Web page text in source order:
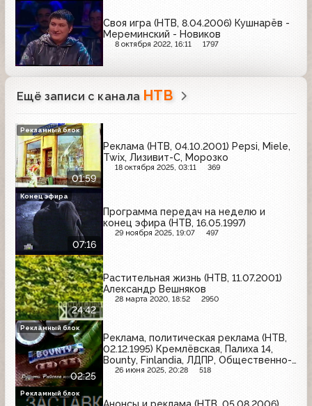
Своя игра (НТВ, 8.04.2006) Кушнарёв -
Мереминский - Новиков
8 октября 2022, 16:11 1797
Ещё записи с канала НТВ
01:59
Реклама (НТВ, 04.10.2001) Pepsi, Miele,
Twix, Лизивит-C, Морозко
18 октября 2025, 03:11 369
Рекламный блок
07:16
Программа передач на неделю и
конец эфира (НТВ, 16.05.1997)
29 ноября 2025, 19:07 497
Конец эфира
24:42
Растительная жизнь (НТВ, 11.07.2001)
Александр Вешняков
28 марта 2020, 18:52 2950
02:25
Реклама, политическая реклама (НТВ,
02.12.1995) Кремлёвская, Палиха 14,
Bounty, Finlandia, ЛДПР, Общественно-
политическое движение "Вперёд,
26 июня 2025, 20:28 518
Рекламный блок
Анонсы и реклама (НТВ, 05.08.2006)
Рекламный блок